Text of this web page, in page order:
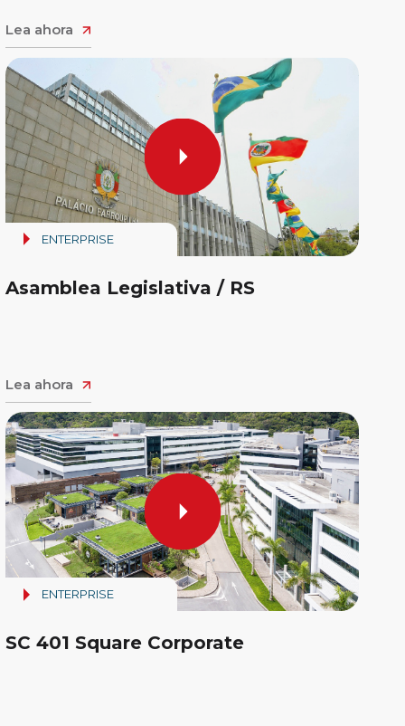
Lea ahora
ENTERPRISE
Asamblea Legislativa / RS
Lea ahora
ENTERPRISE
SC 401 Square Corporate